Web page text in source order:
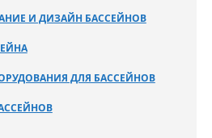
И ДИЗАЙН БАССЕЙНОВ
ДЛЯ БАССЕЙНОВ